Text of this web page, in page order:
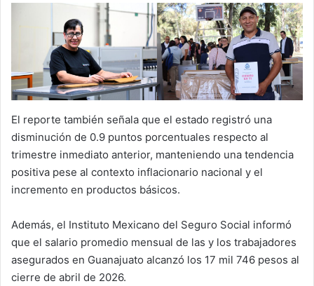
El reporte también señala que el estado registró una
disminución de 0.9 puntos porcentuales respecto al
trimestre inmediato anterior, manteniendo una tendencia
positiva pese al contexto inflacionario nacional y el
incremento en productos básicos.
Además, el Instituto Mexicano del Seguro Social informó
que el salario promedio mensual de las y los trabajadores
asegurados en Guanajuato alcanzó los 17 mil 746 pesos al
cierre de abril de 2026.